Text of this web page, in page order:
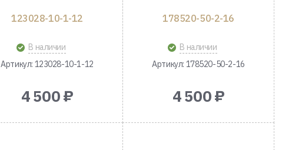
123028-10-1-12
В наличии
Артикул: 123028-10-1-12
4 500 ₽
178520-50-2-16
В наличии
Артикул: 178520-50-2-16
4 500 ₽